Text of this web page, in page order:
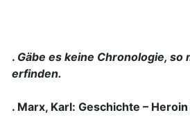
. Gäbe es keine Chronologie, so
erfinden.
. Marx, Karl: Geschichte –